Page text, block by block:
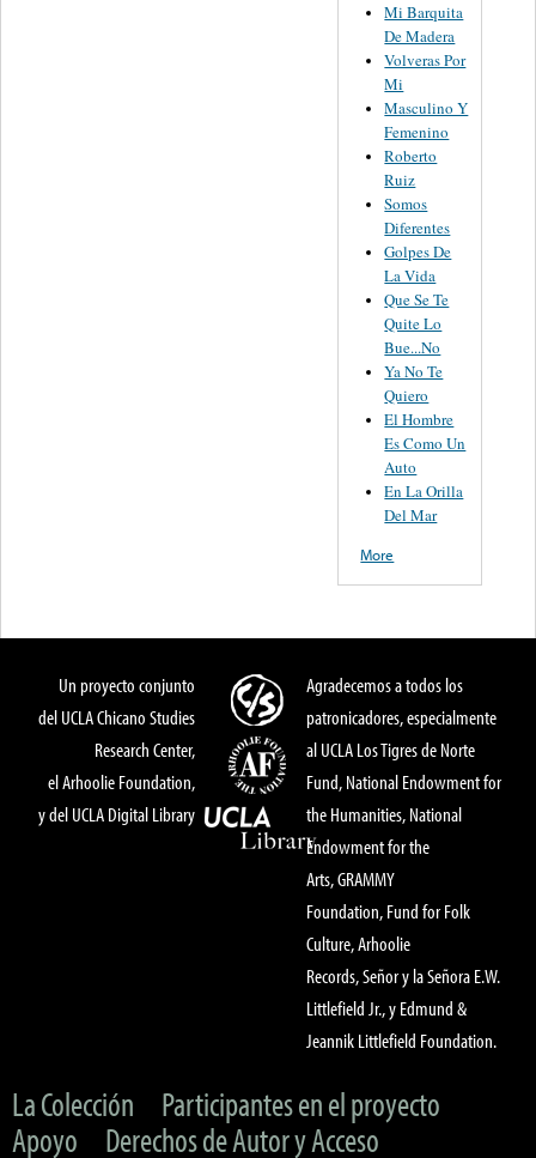
Mi Barquita
De Madera
Volveras Por
Mi
Masculino Y
Femenino
Roberto
Ruiz
Somos
Diferentes
Golpes De
La Vida
Que Se Te
Quite Lo
Bue...No
Ya No Te
Quiero
El Hombre
Es Como Un
Auto
En La Orilla
Del Mar
More
Un proyecto conjunto
del UCLA Chicano Studies
Research Center,
el Arhoolie Foundation,
y del UCLA Digital Library
Agradecemos a todos los
patronicadores, especialmente
al UCLA Los Tigres de Norte
Fund, National Endowment for
the Humanities, National
Endowment for the
Arts, GRAMMY
Foundation, Fund for Folk
Culture, Arhoolie
Records, Señor y la Señora E.W.
Littlefield Jr., y Edmund &
Jeannik Littlefield Foundation.
La Colección
Participantes en el proyecto
Apoyo
Derechos de Autor y Acceso